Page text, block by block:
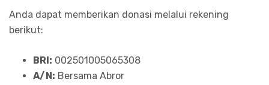
Anda dapat memberikan donasi melalui rekening
berikut:
BRI: 002501005065308
A/N: Bersama Abror